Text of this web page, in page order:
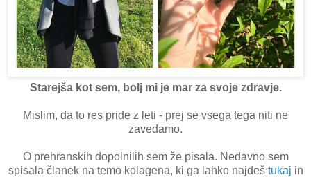
Starejša kot sem, bolj mi je mar za svoje zdravje.
Mislim, da to res pride z leti - prej se vsega tega niti ne
zavedamo.
O prehranskih dopolnilih sem že pisala. Nedavno sem
spisala članek na temo kolagena, ki ga lahko najdeš tukaj in